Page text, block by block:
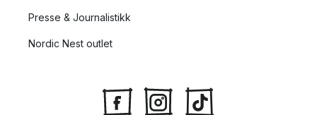
Presse & Journalistikk
Nordic Nest outlet